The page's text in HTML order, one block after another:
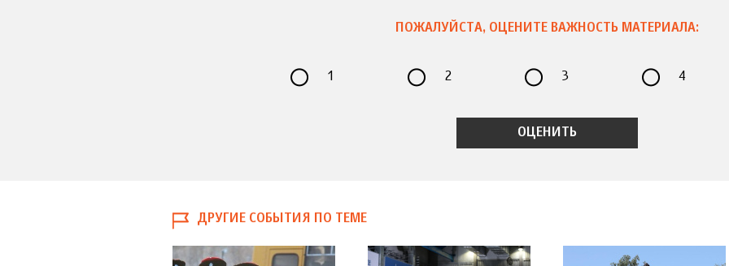
ПОЖАЛУЙСТА, ОЦЕНИТЕ ВАЖНОСТЬ МАТЕРИАЛА:
1 2 3 4
ДРУГИЕ СОБЫТИЯ ПО ТЕМЕ